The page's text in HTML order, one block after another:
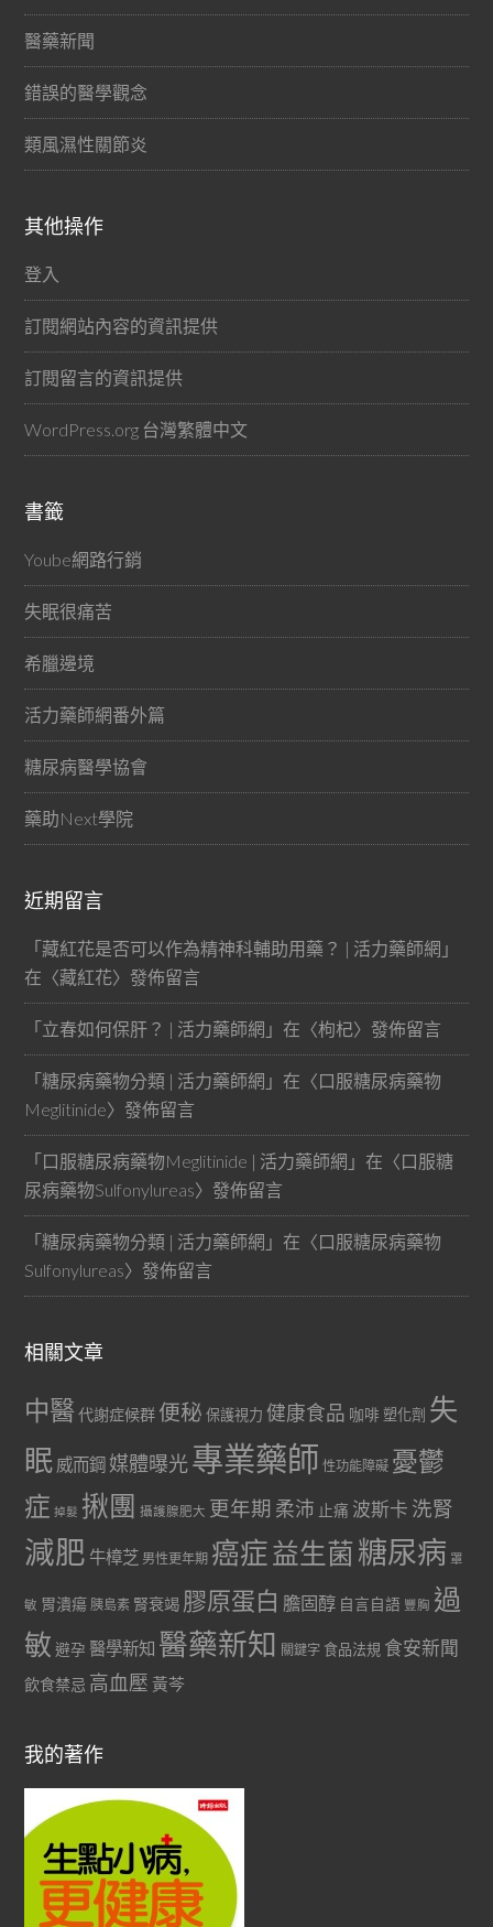
醫藥新聞
錯誤的醫學觀念
類風濕性關節炎
其他操作
登入
訂閱網站內容的資訊提供
訂閱留言的資訊提供
WordPress.org 台灣繁體中文
書籤
Yoube網路行銷
失眠很痛苦
希臘邊境
活力藥師網番外篇
糖尿病醫學協會
藥助Next學院
近期留言
「藏紅花是否可以作為精神科輔助用藥？ | 活力藥師網 」
在〈藏紅花〉發佈留言
「立春如何保肝？ | 活力藥師網 」在〈枸杞〉發佈留言
「糖尿病藥物分類 | 活力藥師網 」在〈口服糖尿病藥物
Meglitinide〉發佈留言
「口服糖尿病藥物Meglitinide | 活力藥師網 」在〈口服糖
尿病藥物Sulfonylureas〉發佈留言
「糖尿病藥物分類 | 活力藥師網 」在〈口服糖尿病藥物
Sulfonylureas〉發佈留言
相關文章
中醫代謝症候群 便秘 保護視力 健康食品 咖啡 塑化劑 失
眠 威而鋼 媒體曝光專業藥師 性功能障礙 憂鬱
症 掉髮 揪團 攝護腺肥大 更年期 柔沛 止痛 波斯卡 洗腎
減肥 牛樟芝 男性更年期 癌症益生菌 糖尿病 罩
敏 胃潰瘍 胰島素 腎衰竭 膠原蛋白 膽固醇 自言自語 豐胸 過
敏 避孕 醫學新知 醫藥新知 關鍵字 食品法規 食安新聞
飲食禁忌 高血壓 黃芩
我的著作